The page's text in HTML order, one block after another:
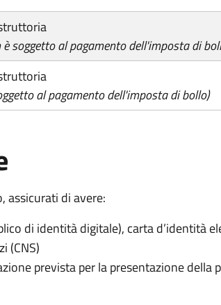
soggetto al pagamento dell'imposta di
al pagamento dell'imposta di bollo)
assicurati di avere:
di identità digitale), carta d’identità
(CNS)
prevista per la presentazione della